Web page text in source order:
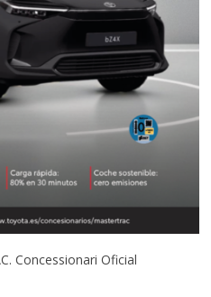
Concessionari Oficial